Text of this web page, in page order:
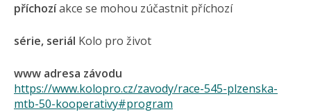
příchozíakce se mohou zúčastnit příchozí
série, seriál Kolo pro život
www adresa závodu
https://www.kolopro.cz/zavody/race-545-plzenska-
mtb-50-kooperativy#program